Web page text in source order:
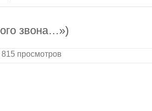
звона…»)
815 просмотров